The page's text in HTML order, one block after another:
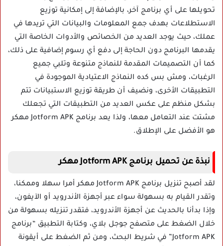
تحويلها على أي برنامج آخر، بالإضافة إلى إمكانية توزيع
الاستطلاعات بهدف جمع المعلومات والبيانات التي تريدها في
عملك، حيث يوجد العديد من الخصائص والأدوات الخاصة التي
يقدمها البرنامج دون الحاجة إلى دفع أي رسوم إضافية على ذلك،
كما أن التصميمات المقدمة للنماذج متنوعة وتلبي جميع
الرغبات، ومش بس كده النماذج الاعتيادية الموجودة في
التطبيقات الأخرى، ونضيف أن طريقة توزيع الاستبيانات تتم
بشكل منظم على عكس العديد من التطبيقات التي تجعلك
مشتت عند التعامل معها، ولذا يعد برنامج Jotform APK مهكر
هو الأفضل على الإطلاق.
نبذة عن تحميل برنامج Jotform APK مهكر
لقد أصبح تنزيل برنامج Jotform APK مهكر أمرا سهلا وممكنا،
وتقدر القيام به بسهولة سواء عبر أجهزة الأندرويد أو الآيفون،
وإذا بدأنا بالحديث عن أجهزة الأندرويد، فتقدر تنزيله بسهولة من
خلال الضغط على متصفح جوجل بلاي، وكتابة التطبيق “برنامج
Jotform APK” في شريط البحث، ومن ثم الضغط على أيقونة